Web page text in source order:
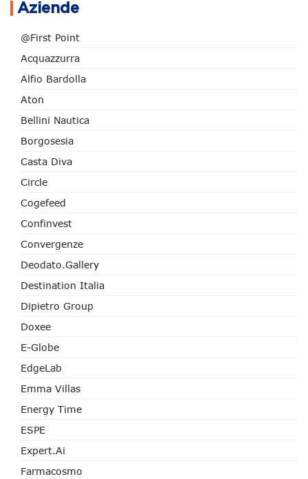
Aziende
@First Point
Acquazzurra
Alfio Bardolla
Aton
Bellini Nautica
Borgosesia
Casta Diva
Circle
Cogefeed
Confinvest
Convergenze
Deodato.Gallery
Destination Italia
Dipietro Group
Doxee
E-Globe
EdgeLab
Emma Villas
Energy Time
ESPE
Expert.ai
Farmacosmo